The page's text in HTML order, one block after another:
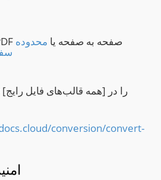
تبدیل CF2 به PDF صفحه به صفحه یا محدوده
conversion/convert-